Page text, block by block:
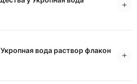
вода раствор флакон